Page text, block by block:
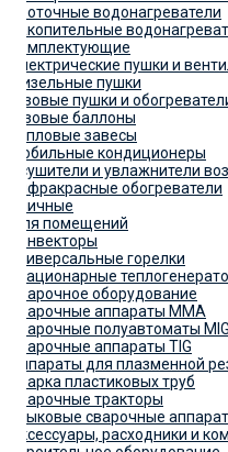
Проточные водонагреватели
Накопительные
Комплектующие
Электрические пушки и
Дизельные пушки
Газовые пушки и
Газовые баллоны
Тепловые завесы
Мобильные кондиционеры
Осушители и увлажнители
Инфракрасные обогреватели
Уличные
Для помещений
Конвекторы
Универсальные горелки
Стационарные
Сварочное оборудование
Сварочные аппараты MMA
Сварочные полуавтоматы
Сварочные аппараты TIG
Аппараты для плазменной
Сварка пластиковых труб
Сварочные тракторы
Стыковые сварочные
Аксессуары, расходники и